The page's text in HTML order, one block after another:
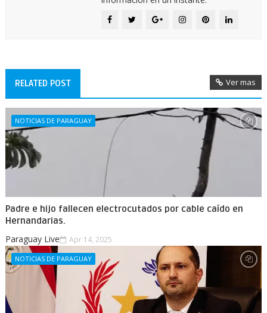
RELATED POST Ver mas
NOTICIAS DE PARAGUAY
Padre e hijo fallecen electrocutados por cable caído en
Hernandarias.
Paraguay Live Apr 14, 2025
NOTICIAS DE PARAGUAY